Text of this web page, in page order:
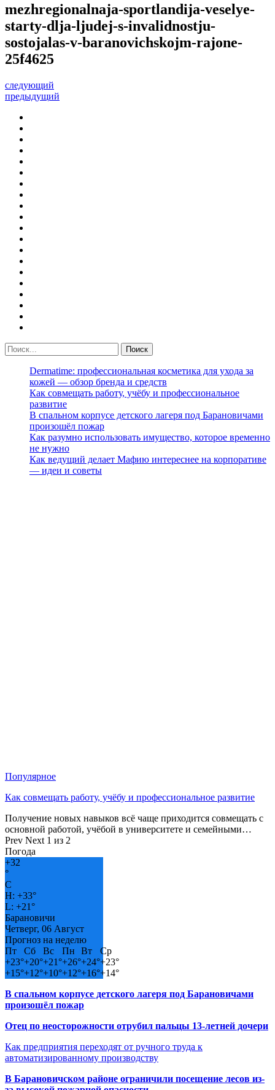
mezhregionalnaja-sportlandija-veselye-
starty-dlja-ljudej-s-invalidnostju-
sostojalas-v-baranovichskojm-rajone-
25f4625
следующий
предыдущий
Dermatime: профессиональная косметика для ухода за
кожей — обзор бренда и средств
Как совмещать работу, учёбу и профессиональное
развитие
В спальном корпусе детского лагеря под Барановичами
произошёл пожар
Как разумно использовать имущество, которое временно
не нужно
Как ведущий делает Мафию интереснее на корпоративе
— идеи и советы
Популярное
Как совмещать работу, учёбу и профессиональное развитие
Получение новых навыков всё чаще приходится совмещать с
основной работой, учёбой в университете и семейными…
Prev Next 1 из 2
Погода
+32
°
C
H: +33°
L: +21°
Барановичи
Четверг, 06 Август
Прогноз на неделю
Пт
Сб Вс Пн Вт
Ср
+23°+20°+21°+26°+24°+23°
+15°+12°+10°+12°+16°+14°
В спальном корпусе детского лагеря под Барановичами
произошёл пожар
Отец по неосторожности отрубил пальцы 13-летней дочери
Как предприятия переходят от ручного труда к
автоматизированному производству
В Барановичском районе ограничили посещение лесов из-